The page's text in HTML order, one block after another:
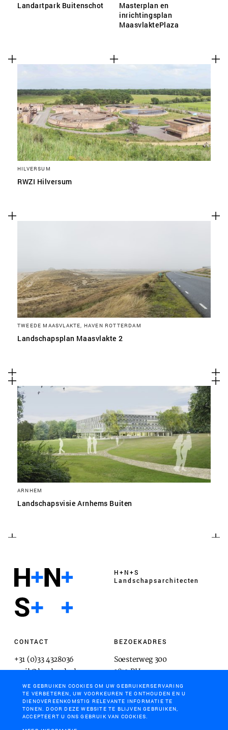
Landartpark Buitenschot
Masterplan en
inrichtingsplan
MaasvlaktePlaza
HILVERSUM
RWZI Hilversum
TWEEDE MAASVLAKTE, HAVEN ROTTERDAM
Landschapsplan Maasvlakte 2
ARNHEM
Landschapsvisie Arnhems Buiten
H+N+S
Landschaps­architecten
CONTACT
+31 (0)33 4328036
mail@hnsland.nl
BEZOEKADRES
Soesterweg 300
3812 BH
Amersfoort
POSTADRES
WE GEBRUIKEN COOKIES OM UW GEBRUIKERSERVARING
TE VERBETEREN, UW VOORKEUREN TE ONTHOUDEN EN U
DIENOVEREENKOMSTIG RELEVANTE INFORMATIE TE
TONEN. DOOR DEZE WEBSITE TE BLIJVEN GEBRUIKEN,
ACCEPTEERT U ONS GEBRUIK VAN COOKIES.